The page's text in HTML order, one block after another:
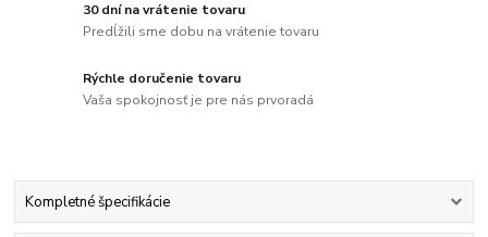
30 dní na vrátenie tovaru
Predĺžili sme dobu na vrátenie tovaru
Rýchle doručenie tovaru
Vaša spokojnosť je pre nás prvoradá
Kompletné špecifikácie